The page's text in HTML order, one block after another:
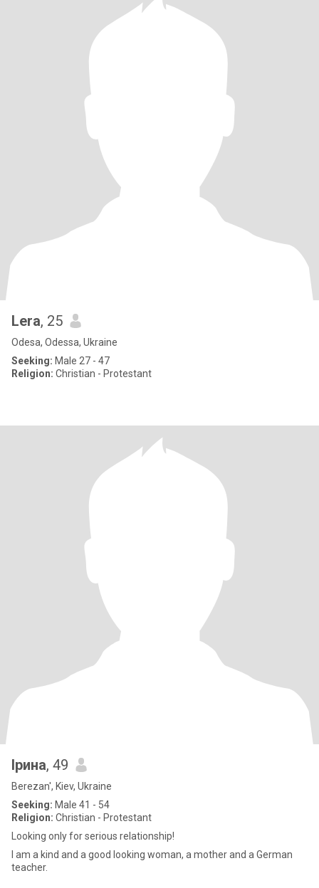
Lera, 25
Odesa, Odessa, Ukraine
Seeking: Male 27 - 47
Religion: Christian - Protestant
Ірина, 49
Berezan', Kiev, Ukraine
Seeking: Male 41 - 54
Religion: Christian - Protestant
Looking only for serious relationship!
I am a kind and a good looking woman, a mother and a German
teacher.